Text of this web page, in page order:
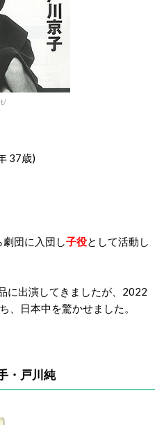
37歳)
団に入団し子役として活動し
に出演してきましたが、2022
、日本中を驚かせました。
・戸川純